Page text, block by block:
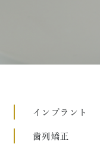
症例集
インプラント
歯列矯正